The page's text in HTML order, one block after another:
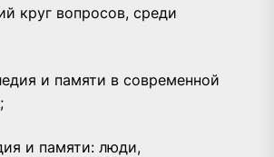
круг вопросов, среди
и памяти в современной
и памяти: люди,